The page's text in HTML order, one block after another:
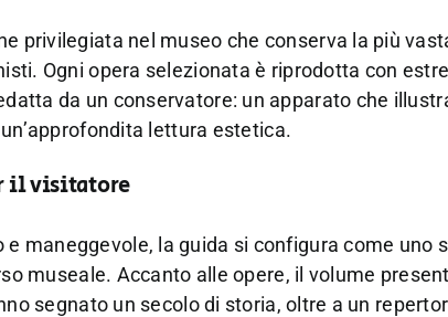
privilegiata nel museo che conserva la più
Ogni opera selezionata è riprodotta con
da un conservatore: un apparato che
lettura estetica.
il visitatore
maneggevole, la guida si configura come uno
museale. Accanto alle opere, il volume
segnato un secolo di storia, oltre a un